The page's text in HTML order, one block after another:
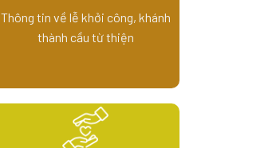
Thông tin về lễ khởi công, khánh
thành cầu từ thiện